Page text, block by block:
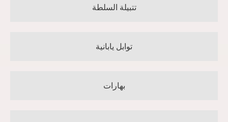
تتبيلة السلطة
توابل يابانية
بهارات